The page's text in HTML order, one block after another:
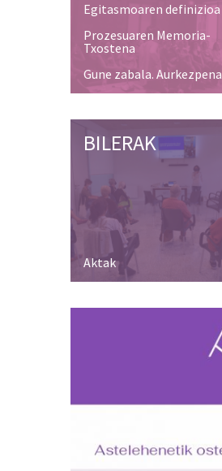
Egitasmoaren definizioa
Prozesuaren Memoria-
Txostena
Gune zabala. Aurkezpena
BILERAK
Aktak